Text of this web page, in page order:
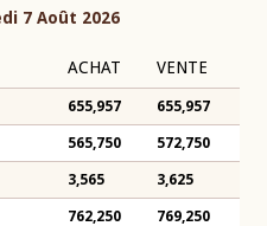
7 Août 2026
ACHAT VENTE
655,957 655,957
565,750 572,750
3,565 3,625
762,250 769,250